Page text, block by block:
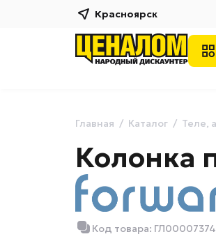
Красноярск
Главная Каталог Теле,
Колонка
Код товара: